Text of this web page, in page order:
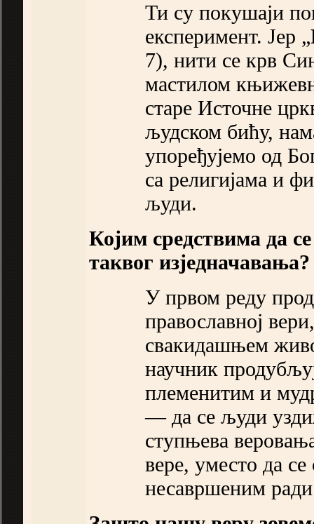
Ти су покушаји
експеримент. Јер „
7), нити се крв
мастилом
старе Источне
људском бићу,
упоређујемо од
са религијама и
људи.
Којим средствима да
таквог изједначавања?
У првом реду
православној
свакидашњем
научник
племенитим и
— да се људи
ступњева
вере, уместо да
несавршеним